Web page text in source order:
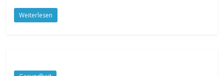
Weiterlesen